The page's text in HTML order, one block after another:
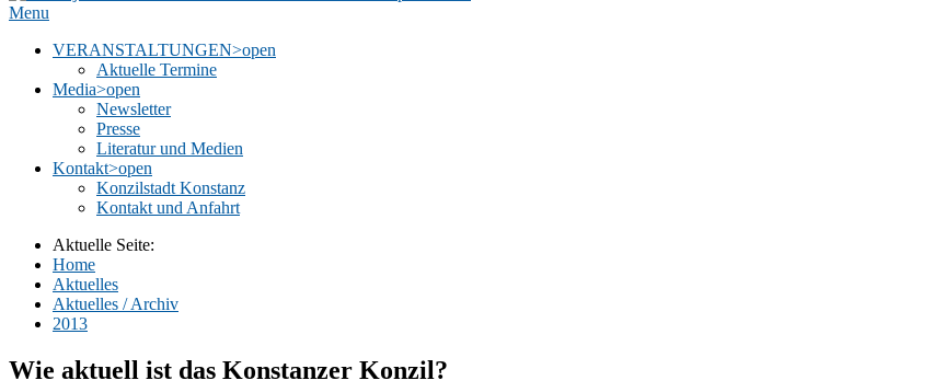
Menu
VERANSTALTUNGEN>open
Aktuelle Termine
Media>open
Newsletter
Presse
Literatur und Medien
Kontakt>open
Konzilstadt Konstanz
Kontakt und Anfahrt
Aktuelle Seite:
Home
Aktuelles
Aktuelles / Archiv
2013
Wie aktuell ist das Konstanzer Konzil?